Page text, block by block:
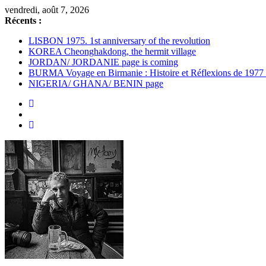
Passer
au
vendredi, août 7, 2026
Récents :
LISBON 1975. 1st anniversary of the revolution
KOREA Cheonghakdong, the hermit village
JORDAN/ JORDANIE page is coming
BURMA Voyage en Birmanie : Histoire et Réflexions de 1977
NIGERIA/ GHANA/ BENIN page